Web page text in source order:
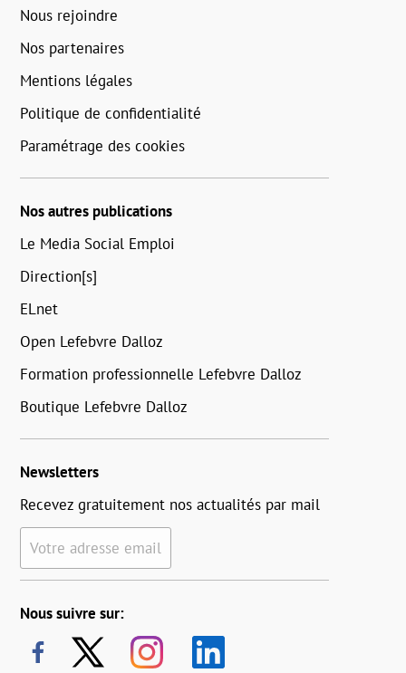
Nous rejoindre
Nos partenaires
Mentions légales
Politique de confidentialité
Paramétrage des cookies
Nos autres publications
Le Media Social Emploi
Direction[s]
ELnet
Open Lefebvre Dalloz
Formation professionnelle Lefebvre Dalloz
Boutique Lefebvre Dalloz
Newsletters
Recevez gratuitement nos actualités par mail
Votre adresse email
Nous suivre sur: